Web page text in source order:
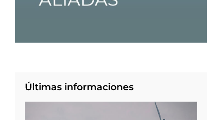
Últimas informaciones